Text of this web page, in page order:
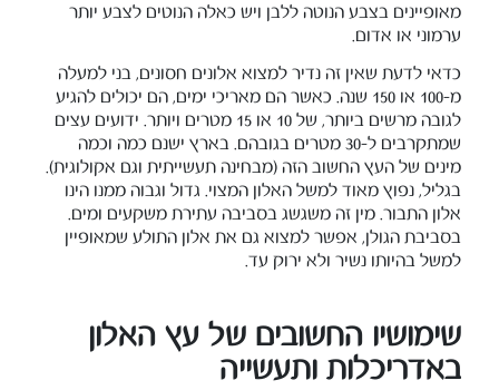
מאופיינים בצבע הנוטה ללבן ויש כאלה הנוטים לצבע יותר
ערמוני או אדום.
כדאי לדעת שאין זה נדיר למצוא אלונים חסונים, בני למעלה
מ-100 או 150 שנה. כאשר הם מאריכי ימים, הם יכולים להגיע
לגובה מרשים ביותר, של 10 או 15 מטרים ויותר. ידועים עצים
שמתקרבים ל-30 מטרים בגובהם. בארץ ישנם כמה וכמה
מינים של העץ החשוב הזה (מבחינה תעשייתית וגם אקולוגית).
בגליל, נפוץ מאוד למשל האלון המצוי. גדול וגבוה ממנו הינו
אלון התבור. מין זה משגשג בסביבה עתירת משקעים ומים.
בסביבת הגולן, אפשר למצוא גם את אלון התולע שמאופיין
למשל בהיותו נשיר ולא ירוק עד.
שימושיו החשובים של עץ האלון
באדריכלות ותעשייה